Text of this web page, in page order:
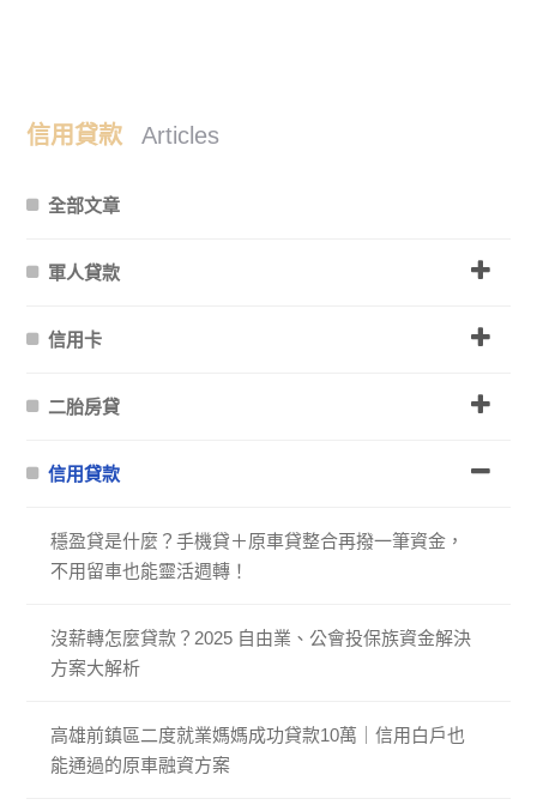
信用貸款 Articles
全部文章
軍人貸款
信用卡
二胎房貸
信用貸款
穩盈貸是什麼？手機貸＋原車貸整合再撥一筆資金，
不用留車也能靈活週轉！
沒薪轉怎麼貸款？2025 自由業、公會投保族資金解決
方案大解析
高雄前鎮區二度就業媽媽成功貸款10萬｜信用白戶也
能通過的原車融資方案